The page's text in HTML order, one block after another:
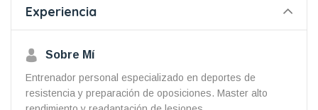
Experiencia
Sobre Mí
Entrenador personal especializado en deportes de
resistencia y preparación de oposiciones. Master alto